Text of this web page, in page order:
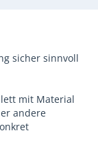
sicher sinnvoll
mit Material
andere